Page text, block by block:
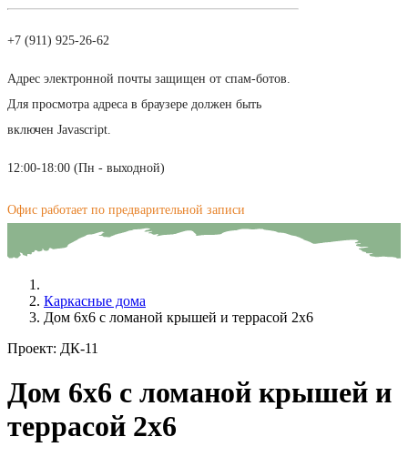
+7 (911) 925-26-62
Адрес электронной почты защищен от спам-ботов.
Для просмотра адреса в браузере должен быть
включен Javascript.
12:00-18:00 (Пн - выходной)
Офис работает по предварительной записи
Каркасные дома
Дом 6х6 с ломаной крышей и террасой 2х6
Проект: ДК-11
Дом 6х6 с ломаной крышей и
террасой 2х6